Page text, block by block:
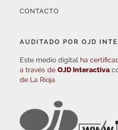
CONTACTO
AUDITADO POR OJD
Este medio digital ha
a través de OJD Interactiva
de La Rioja.